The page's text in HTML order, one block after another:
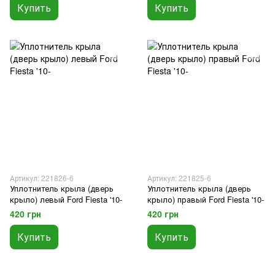
Купить Купить
Артикул: 221826-6
Уплотнитель крыла (дверь
крыло) левый Ford Fiesta '10-
420 грн
Купить
Артикул: 221825-6
Уплотнитель крыла (дверь
крыло) правый Ford Fiesta '10-
420 грн
Купить